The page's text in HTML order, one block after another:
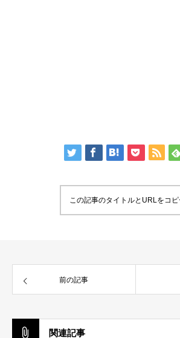
この記事のタイトルとURLをコピ
前の記事
関連記事